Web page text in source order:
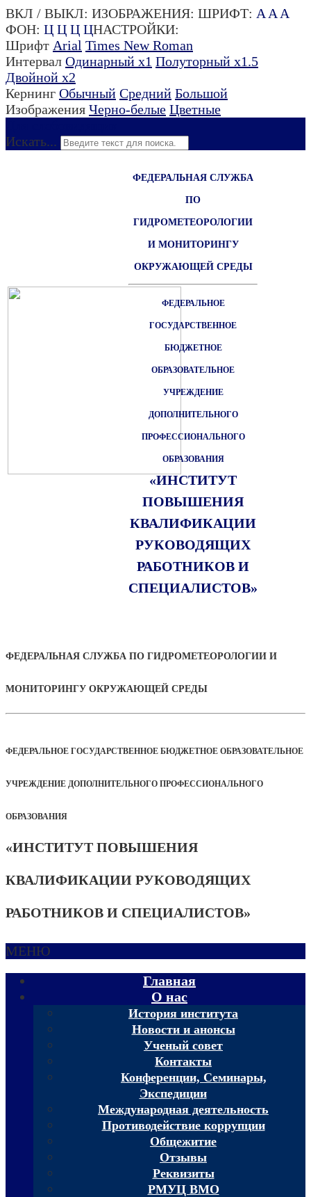
ВКЛ / ВЫКЛ: ИЗОБРАЖЕНИЯ: ШРИФТ: A A A
ФОН: Ц Ц Ц ЦНАСТРОЙКИ:
Шрифт Arial Times New Roman
Интервал Одинарный х1 Полуторный х1.5
Двойной х2
Кернинг Обычный Средний Большой
Изображения Черно-белые Цветные
Искать...
ФЕДЕРАЛЬНАЯ СЛУЖБА
ПО
ГИДРОМЕТЕОРОЛОГИИ
И МОНИТОРИНГУ
ОКРУЖАЮЩЕЙ СРЕДЫ
ФЕДЕРАЛЬНОЕ
ГОСУДАРСТВЕННОЕ
БЮДЖЕТНОЕ
ОБРАЗОВАТЕЛЬНОЕ
УЧРЕЖДЕНИЕ
ДОПОЛНИТЕЛЬНОГО
ПРОФЕССИОНАЛЬНОГО
ОБРАЗОВАНИЯ
«ИНСТИТУТ
ПОВЫШЕНИЯ
КВАЛИФИКАЦИИ
РУКОВОДЯЩИХ
РАБОТНИКОВ И
СПЕЦИАЛИСТОВ»
ФЕДЕРАЛЬНАЯ СЛУЖБА ПО ГИДРОМЕТЕОРОЛОГИИ И
МОНИТОРИНГУ ОКРУЖАЮЩЕЙ СРЕДЫ
ФЕДЕРАЛЬНОЕ ГОСУДАРСТВЕННОЕ БЮДЖЕТНОЕ ОБРАЗОВАТЕЛЬНОЕ
УЧРЕЖДЕНИЕ ДОПОЛНИТЕЛЬНОГО ПРОФЕССИОНАЛЬНОГО
ОБРАЗОВАНИЯ
«ИНСТИТУТ ПОВЫШЕНИЯ
КВАЛИФИКАЦИИ РУКОВОДЯЩИХ
РАБОТНИКОВ И СПЕЦИАЛИСТОВ»
МЕНЮ
Главная
О нас
История института
Новости и анонсы
Ученый совет
Контакты
Конференции, Семинары,
Экспедиции
Международная деятельность
Противодействие коррупции
Общежитие
Отзывы
Реквизиты
РМУЦ ВМО